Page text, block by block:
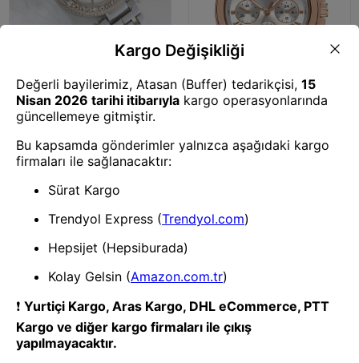
Saat
Zarif Ve Şık Özel Tasarım
Zirkon Taşlı Metal Bayan Kol
Saati (gümüş-gold)
Saat